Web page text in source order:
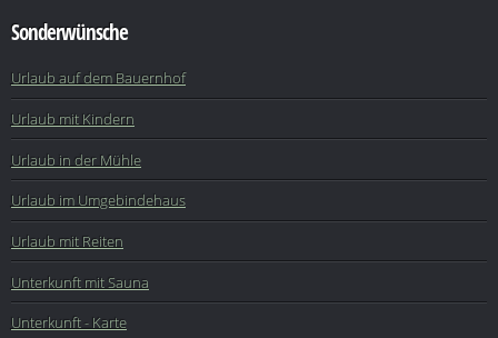
Sonderwünsche
Urlaub auf dem Bauernhof
Urlaub mit Kindern
Urlaub in der Mühle
Urlaub im Umgebindehaus
Urlaub mit Reiten
Unterkunft mit Sauna
Unterkunft - Karte